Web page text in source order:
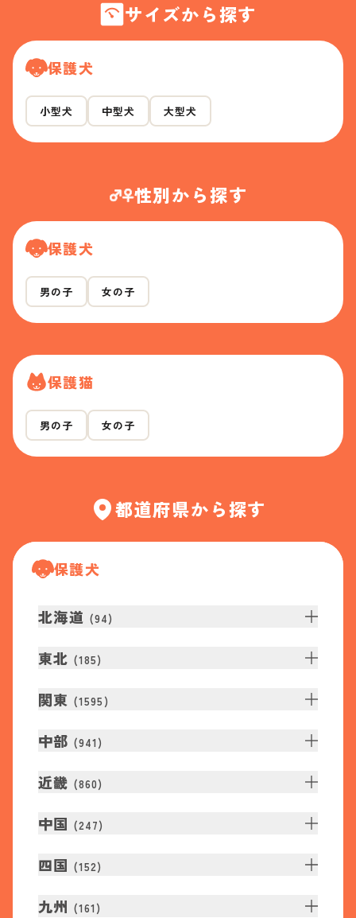
サイズから探す
保護犬
小型犬 中型犬 大型犬
性別から探す
保護犬
男の子 女の子
保護猫
男の子 女の子
都道府県から探す
保護犬
北海道 (94)
東北 (185)
関東 (1595 )
中部 (941 )
近畿 (860)
中国 (247)
四国 (152)
九州 (161 )